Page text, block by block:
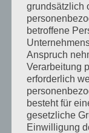
Archiv
Juni 2026
März 2026
Januar 2026
Dezember
April 2025
grundsätzlich
betroffene
Anspruch
Verarbeitung
erforderlich
besteht für
gesetzliche
Einwilligung